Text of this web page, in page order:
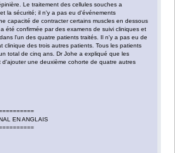
Le traitement des cellules souches a
la sécurité; il n'y a pas eu d'événements
capacité de contracter certains muscles en dessous
été confirmée par des examens de suivi cliniques et
l'un des quatre patients traités. Il n'y a pas eu de
clinique des trois autres patients. Tous les patients
total de cinq ans. Dr Johe a expliqué que les
d'ajouter une deuxième cohorte de quatre autres
EN ANGLAIS